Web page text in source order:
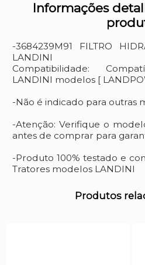
Informações
-3684239M91 FILTRO
LANDINI
Compatibilidade:
LANDINI modelos [
-Não é indicado para outras
-Atenção: Verifique o
antes de comprar para
-Produto 100% testado e
Tratores modelos LANDINI
Produtos